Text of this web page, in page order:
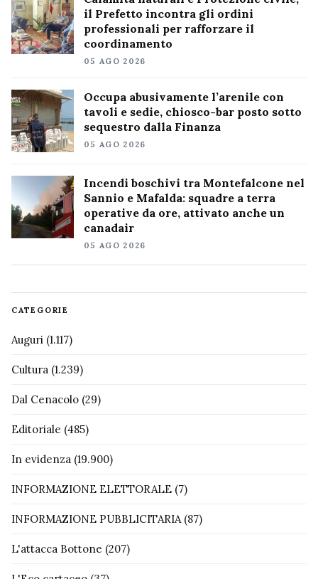
il Prefetto incontra gli ordini
professionali per rafforzare il
coordinamento
05 AGO 2026
Occupa abusivamente l’arenile con
tavoli e sedie, chiosco-bar posto sotto
sequestro dalla Finanza
05 AGO 2026
Incendi boschivi tra Montefalcone nel
Sannio e Mafalda: squadre a terra
operative da ore, attivato anche un
canadair
05 AGO 2026
CATEGORIE
Auguri (1.117)
Cultura (1.239)
Dal Cenacolo (29)
Editoriale (485)
In evidenza (19.900)
INFORMAZIONE ELETTORALE (7)
INFORMAZIONE PUBBLICITARIA (87)
L'attacca Bottone (207)